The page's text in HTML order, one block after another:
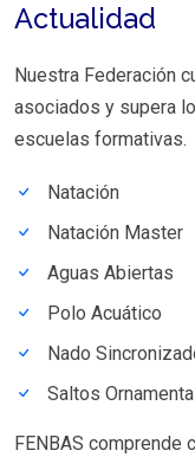
Actualidad
Nuestra Federación
asociados y supera
escuelas formativas.
Natación
Natación Master
Aguas Abiertas
Polo Acuático
Nado
Saltos
FENBAS comprende